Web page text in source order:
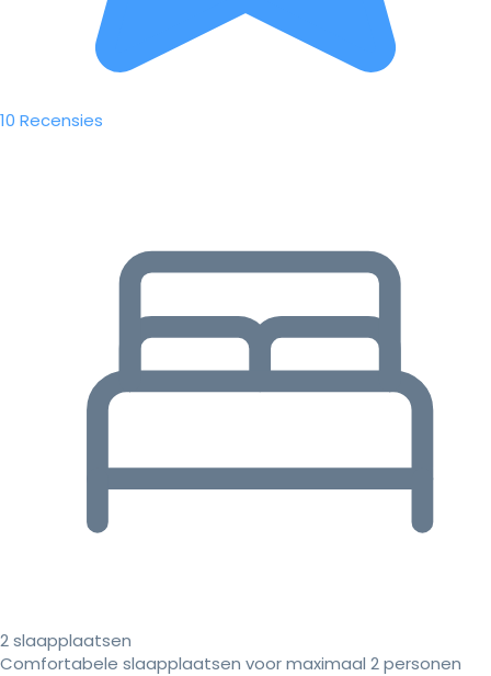
10 Recensies
2 slaapplaatsen
Comfortabele slaapplaatsen voor maximaal 2 personen